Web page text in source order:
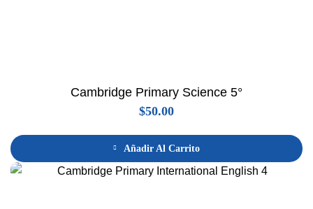
Cambridge Primary Science 5°
$50.00
Añadir Al Carrito